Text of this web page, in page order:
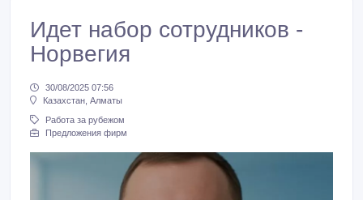
Идет набор сотрудников -
Норвегия
30/08/2025 07:56
Казахстан, Алматы
Работа за рубежом
Предложения фирм